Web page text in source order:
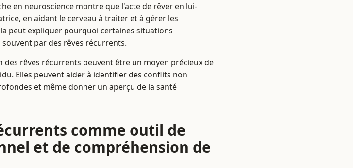
en neuroscience montre que l'acte de rêver en lui-
en aidant le cerveau à traiter et à gérer les
peut expliquer pourquoi certaines situations
par des rêves récurrents.
des rêves récurrents peuvent être un moyen précieux de
Elles peuvent aider à identifier des conflits non
et même donner un aperçu de la santé
comme outil de
et de compréhension de